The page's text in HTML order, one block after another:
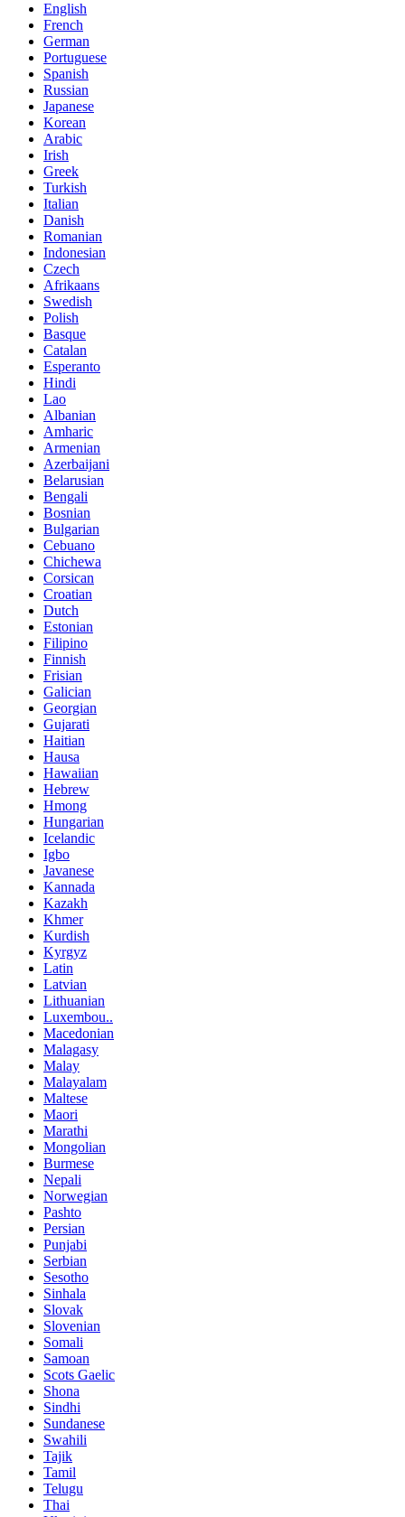
English
French
German
Portuguese
Spanish
Russian
Japanese
Korean
Arabic
Irish
Greek
Turkish
Italian
Danish
Romanian
Indonesian
Czech
Afrikaans
Swedish
Polish
Basque
Catalan
Esperanto
Hindi
Lao
Albanian
Amharic
Armenian
Azerbaijani
Belarusian
Bengali
Bosnian
Bulgarian
Cebuano
Chichewa
Corsican
Croatian
Dutch
Estonian
Filipino
Finnish
Frisian
Galician
Georgian
Gujarati
Haitian
Hausa
Hawaiian
Hebrew
Hmong
Hungarian
Icelandic
Igbo
Javanese
Kannada
Kazakh
Khmer
Kurdish
Kyrgyz
Latin
Latvian
Lithuanian
Luxembou..
Macedonian
Malagasy
Malay
Malayalam
Maltese
Maori
Marathi
Mongolian
Burmese
Nepali
Norwegian
Pashto
Persian
Punjabi
Serbian
Sesotho
Sinhala
Slovak
Slovenian
Somali
Samoan
Scots Gaelic
Shona
Sindhi
Sundanese
Swahili
Tajik
Tamil
Telugu
Thai